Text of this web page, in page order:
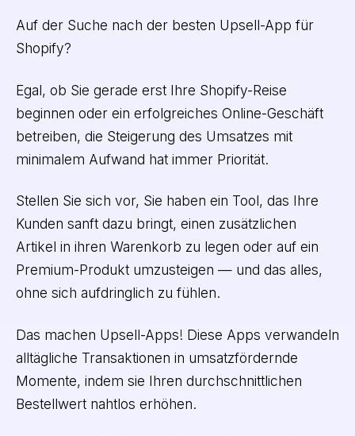
Auf der Suche nach der besten Upsell-App für
Shopify?
Egal, ob Sie gerade erst Ihre Shopify-Reise
beginnen oder ein erfolgreiches Online-Geschäft
betreiben, die Steigerung des Umsatzes mit
minimalem Aufwand hat immer Priorität.
Stellen Sie sich vor, Sie haben ein Tool, das Ihre
Kunden sanft dazu bringt, einen zusätzlichen
Artikel in ihren Warenkorb zu legen oder auf ein
Premium-Produkt umzusteigen — und das alles,
ohne sich aufdringlich zu fühlen.
Das machen Upsell-Apps! Diese Apps verwandeln
alltägliche Transaktionen in umsatzfördernde
Momente, indem sie Ihren durchschnittlichen
Bestellwert nahtlos erhöhen.